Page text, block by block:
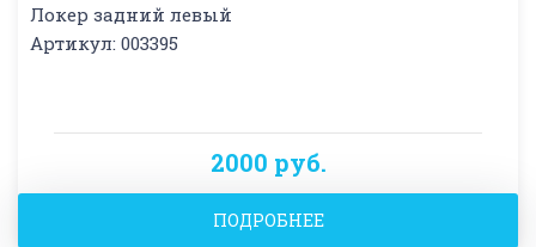
Локер задний левый
Артикул: 003395
2000 руб.
ПОДРОБНЕЕ